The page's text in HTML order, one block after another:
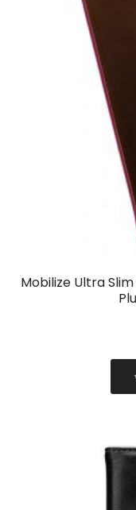
Mobilize Ultra